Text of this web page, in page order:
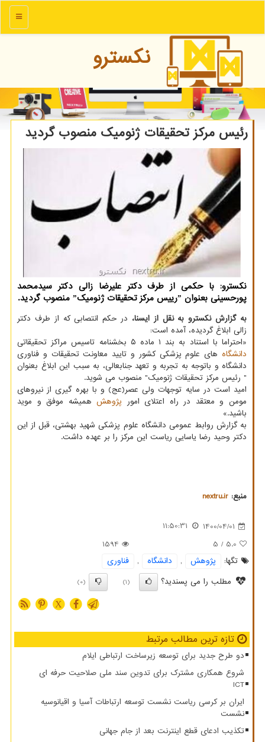
منو
نكسترو
رئیس مركز تحقیقات ژنومیك منصوب گردید
نکسترو: با حکمی از طرف دکتر علیرضا زالی دکتر سیدمحمد
پورحسینی بعنوان ˮرییس مرکز تحقیقات ژنومیکˮ منصوب گردید.
به گزارش نکسترو به نقل از ایسنا، در حکم انتصابی که از طرف دکتر
زالی ابلاغ گردیده، آمده است:
«احتراما با استناد به بند ۱ ماده ۵ بخشنامه تاسیس مراکز تحقیقاتی
دانشگاه های علوم پزشکی کشور و تایید معاونت تحقیقات و فناوری
دانشگاه و باتوجه به تجربه و تعهد جنابعالی، به سبب این ابلاغ بعنوان
" رئیس مرکز تحقیقات ژنومیک" منصوب می شوید.
امید است در سایه توجهات ولی عصر(عج) و با بهره گیری از نیروهای
مومن و معتقد در راه اعتلای امور پژوهشهمیشه موفق و موید
باشید.»
به گزارش روابط عمومی دانشگاه علوم پزشکی شهید بهشتی، قبل از این
دکتر وحید رضا یاسایی ریاست این مرکز را بر عهده داشت.
منبع: nextru.ir
1400/04/01
11:50:31
5.0
/ 5
1594
تگها:
پژوهش , دانشگاه ,
فناوری
مطلب را می پسندید؟
(1)
(0)
X
تازه ترین مطالب مرتبط
دو طرح جدید برای توسعه زیرساخت ارتباطی ایلام
شروع همکاری مشترک برای تدوین سند ملی صلاحیت حرفه ای
ICT
ایران بر کرسی ریاست نشست توسعه ارتباطات آسیا و اقیانوسیه
نشست
تکذیب ادعای قطع اینترنت بعد از جام جهانی